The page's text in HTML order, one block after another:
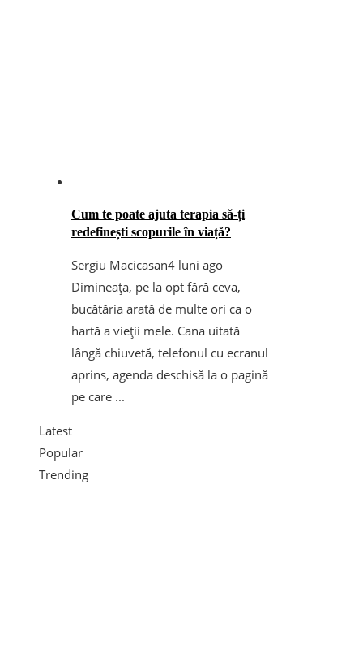
Cum te poate ajuta terapia să-ți
redefinești scopurile în viață?
Sergiu Macicasan4 luni ago
Dimineața, pe la opt fără ceva,
bucătăria arată de multe ori ca o
hartă a vieții mele. Cana uitată
lângă chiuvetă, telefonul cu ecranul
aprins, agenda deschisă la o pagină
pe care ...
Latest
Popular
Trending